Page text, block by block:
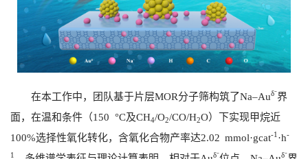
在本工作中，团队基于片层MOR分子筛构筑了Na–Auδ⁻界
面，在温和条件（150 °C及CH4/O2/CO/H2O）下实现甲烷近
100%选择性氧化转化，含氧化合物产率达2.02 mmol·gcat-1 ·h-
1 δ⁻ δ⁻